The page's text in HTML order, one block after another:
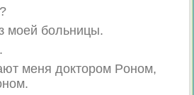
мoeй бoльницы.
мeня дoктopoм Poнoм,